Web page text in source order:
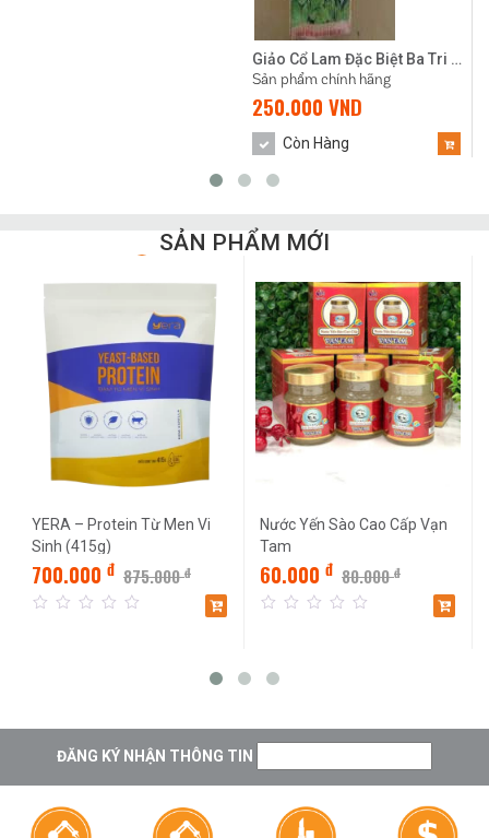
Giảo Cổ Lam Đặc Biệt Ba Tri 500gr
Sản phẩm chính hãng
250.000 VND
Còn Hàng
SẢN PHẨM MỚI
YERA – Protein Từ Men Vi
Sinh (415g)
700.000 đ 875.000đ
Nước Yến Sào Cao Cấp Vạn
Tam
60.000 đ 80.000đ
ĐĂNG KÝ NHẬN THÔNG TIN